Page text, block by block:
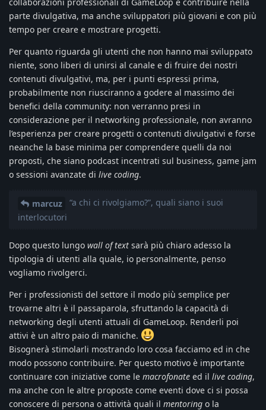
parte divulgativa, ma anche sviluppatori più giovani e con più
tempo per creare e mostrare progetti.
Per quanto riguarda gli utenti che non hanno mai sviluppato
niente, sono liberi di unirsi al canale e di fruire dei nostri
contenuti divulgativi, ma, per i punti espressi prima,
probabilmente non riusciranno a godere al massimo dei
benefici della community: non verranno presi in
considerazione per il networking professionale, non avranno
l’esperienza per creare progetti o contenuti divulgativi e forse
neanche la base minima per comprendere quelli da noi
proposti, che siano podcast incentrati sul business, game jam
o sessioni avanzate di live coding.
marcuz
“a chi ci rivolgiamo?”, quali siano i suoi
interlocutori
Dopo questo lungo wall of text sarà più chiaro adesso la
tipologia di utenti alla quale, io personalmente, penso
vogliamo rivolgerci.
Per i professionisti del settore il modo più semplice per
trovarne altri è il passaparola, sfruttando la capacità di
networking degli utenti attuali di GameLoop. Renderli poi
attivi è un altro paio di maniche.
Bisognerà stimolarli mostrando loro cosa facciamo ed in che
modo possono contribuire. Per questo motivo è importante
continuare con iniziative come le macrofonate ed il live coding,
ma anche con le altre proposte come eventi dove ci si possa
conoscere di persona o attività quali il mentoring o la